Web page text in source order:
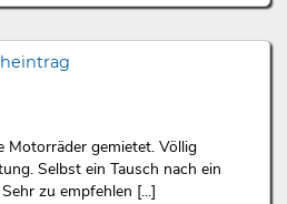
Motorräder gemietet. Völlig
Selbst ein Tausch nach ein
zu empfehlen [...]